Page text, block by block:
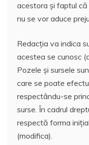
acestora și faptul
nu se vor aduce
Redacția va indica
acestea se cunosc
Pozele și sursele
care se poate
respectându-se
surse. În cadrul
respectă forma
(modifica).